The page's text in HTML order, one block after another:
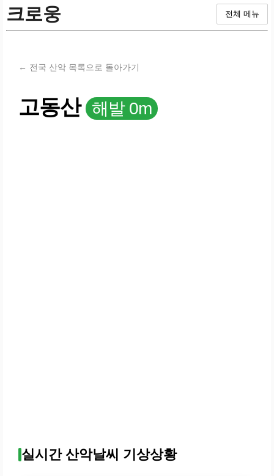
크로웅 전체 메뉴
← 전국 산악 목록으로 돌아가기
고동산 해발 0m
실시간 산악날씨 기상상황